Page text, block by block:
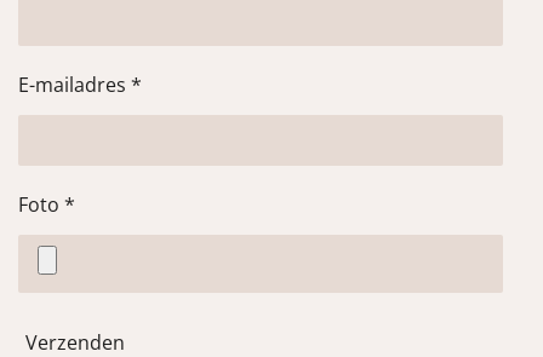
E-mailadres *
Foto *
Verzenden